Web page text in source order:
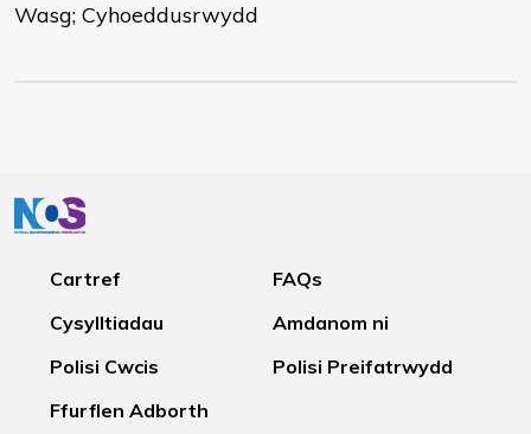
Wasg; Cyhoeddusrwydd
Cartref
FAQs
Cysylltiadau
Amdanom ni
Polisi Cwcis
Polisi Preifatrwydd
Ffurflen Adborth